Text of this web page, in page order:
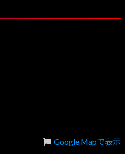
Google Mapで表示